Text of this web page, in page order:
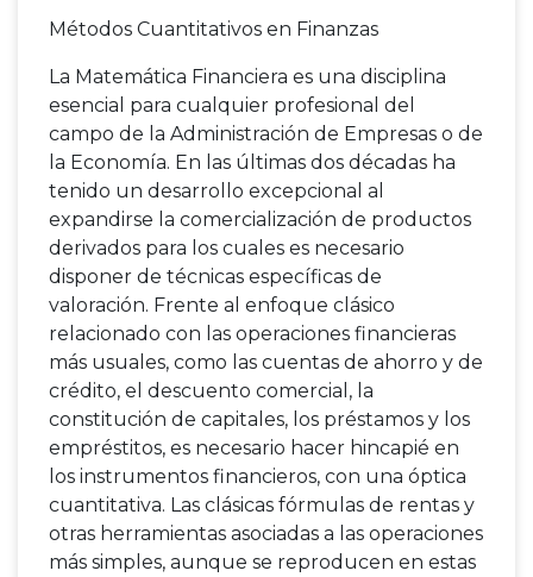
Métodos Cuantitativos en Finanzas
La Matemática Financiera es una disciplina
esencial para cualquier profesional del
campo de la Administración de Empresas o de
la Economía. En las últimas dos décadas ha
tenido un desarrollo excepcional al
expandirse la comercialización de productos
derivados para los cuales es necesario
disponer de técnicas específicas de
valoración. Frente al enfoque clásico
relacionado con las operaciones financieras
más usuales, como las cuentas de ahorro y de
crédito, el descuento comercial, la
constitución de capitales, los préstamos y los
empréstitos, es necesario hacer hincapié en
los instrumentos financieros, con una óptica
cuantitativa. Las clásicas fórmulas de rentas y
otras herramientas asociadas a las operaciones
más simples, aunque se reproducen en estas